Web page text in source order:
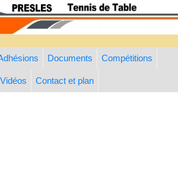
Documents Compétitions
Contact et plan
cookies